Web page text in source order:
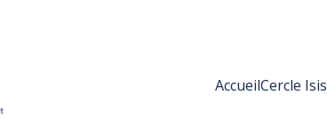
AccueilCercle Isis